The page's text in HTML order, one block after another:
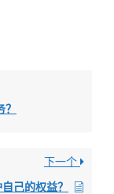
下一个
己的权益？